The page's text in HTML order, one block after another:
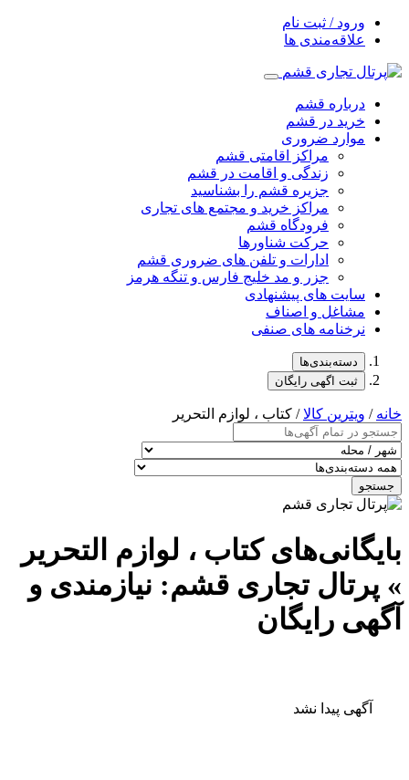
ورود / ثبت نام
علاقه‌مندی ها
درباره قشم
خرید در قشم
موارد ضروری
مراکز اقامتی قشم
زندگی و اقامت در قشم
جزیره قشم را بشناسید
مراکز خرید و مجتمع های تجاری
فرودگاه قشم
حرکت شناورها
ادارات و تلفن های ضروری قشم
جزر و مد خلیج فارس و تنگه هرمز
سایت های پیشنهادی
مشاغل و اصناف
نرخنامه های صنفی
دسته‌بندی‌ها
ثبت اگهی رایگان
خانه / ویترین کالا/ کتاب ، لوازم التحریر
جستجو
بایگانی‌های کتاب ، لوازم التحریر
» پرتال تجاری قشم: نیازمندی و
آگهی رایگان
آگهی پیدا نشد